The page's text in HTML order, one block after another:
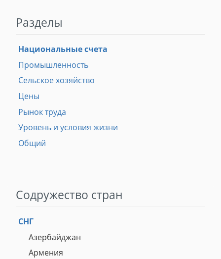
Разделы
Национальные счета
Промышленность
Сельское хозяйство
Цены
Рынок труда
Уровень и условия жизни
Общий
Содружество стран
СНГ
Азербайджан
Армения